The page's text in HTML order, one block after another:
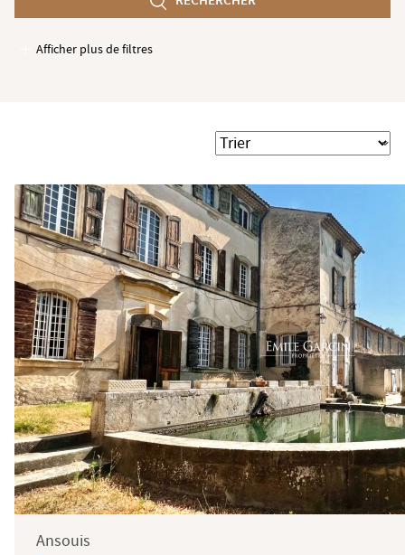
Afficher plus de filtres
Garages / Parking
Terrasse
Jardin
Trier
Ansouis